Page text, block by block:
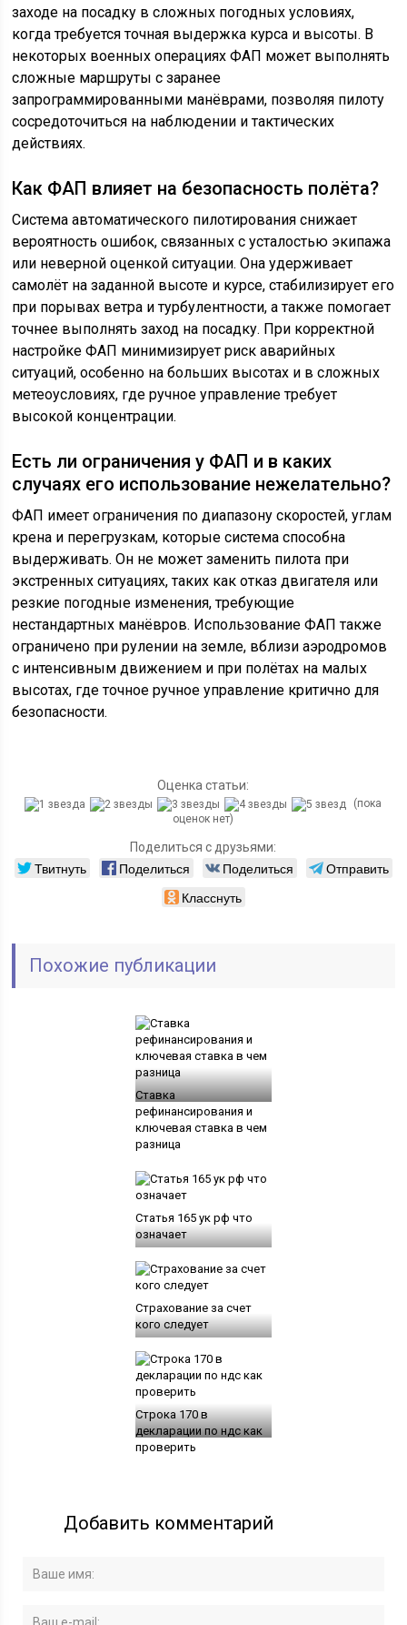
заходе на посадку в сложных погодных условиях,
когда требуется точная выдержка курса и высоты. В
некоторых военных операциях ФАП может выполнять
сложные маршруты с заранее
запрограммированными манёврами, позволяя пилоту
сосредоточиться на наблюдении и тактических
действиях.
Как ФАП влияет на безопасность полёта?
Система автоматического пилотирования снижает
вероятность ошибок, связанных с усталостью экипажа
или неверной оценкой ситуации. Она удерживает
самолёт на заданной высоте и курсе, стабилизирует его
при порывах ветра и турбулентности, а также помогает
точнее выполнять заход на посадку. При корректной
настройке ФАП минимизирует риск аварийных
ситуаций, особенно на больших высотах и в сложных
метеоусловиях, где ручное управление требует
высокой концентрации.
Есть ли ограничения у ФАП и в каких
случаях его использование нежелательно?
ФАП имеет ограничения по диапазону скоростей, углам
крена и перегрузкам, которые система способна
выдерживать. Он не может заменить пилота при
экстренных ситуациях, таких как отказ двигателя или
резкие погодные изменения, требующие
нестандартных манёвров. Использование ФАП также
ограничено при рулении на земле, вблизи аэродромов
с интенсивным движением и при полётах на малых
высотах, где точное ручное управление критично для
безопасности.
Оценка статьи:
(пока
оценок нет)
Поделиться с друзьями:
Твитнуть Поделиться Поделиться
Отправить
Класснуть
Похожие публикации
Ставка
рефинансирования и
ключевая ставка в чем
разница
Статья 165 ук рф что
означает
Страхование за счет
кого следует
Строка 170 в
декларации по ндс как
проверить
Добавить комментарий